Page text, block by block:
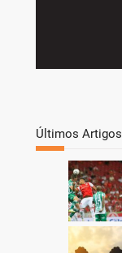
Últimos Artigos